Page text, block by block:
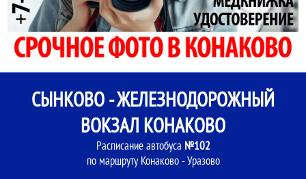
СЫНКОВО - ЖЕЛЕЗНОДОРОЖНЫЙ
ВОКЗАЛ КОНАКОВО
Расписание автобуса №102
по маршруту Конаково - Уразово